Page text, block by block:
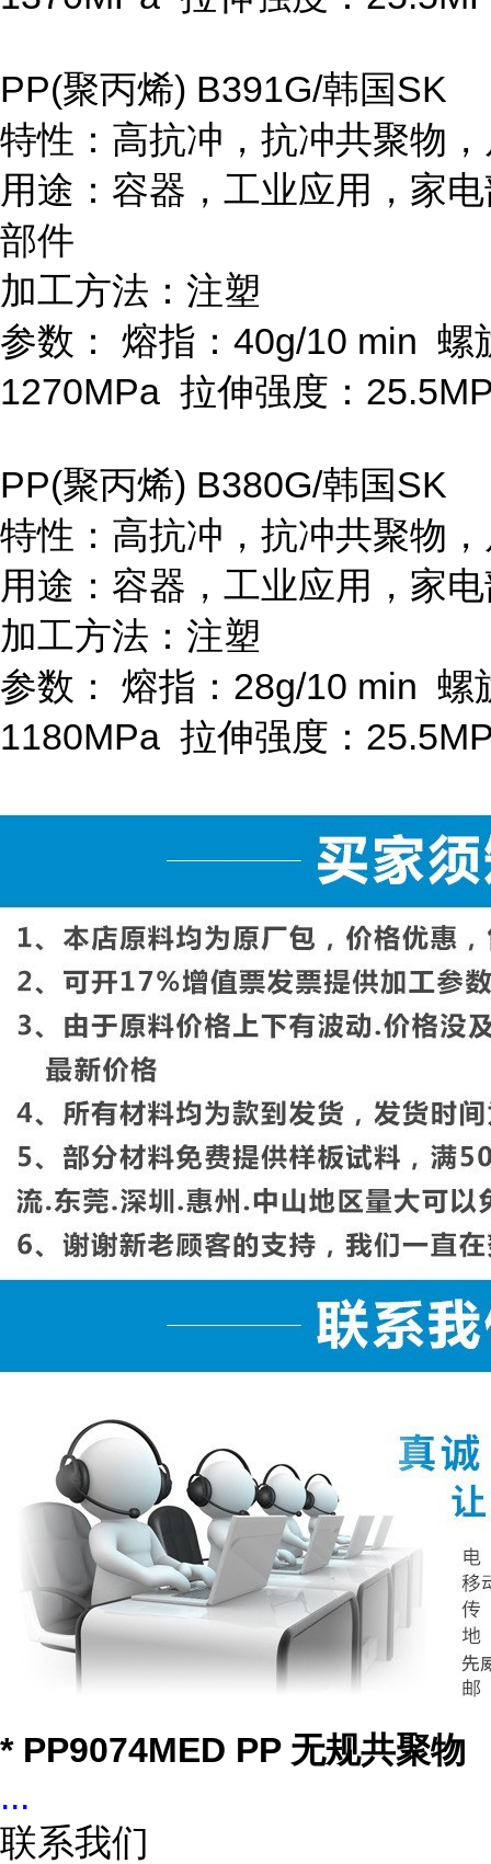
PP(聚丙烯) B391G/韩国SK
特性：高抗冲，抗冲共聚物
用途：容器，工业应用，家
部件
加工方法：注塑
参数：
熔指： 40g/10 min 螺
1270MPa 拉伸强度：
PP(聚丙烯) B380G/韩国SK
特性：高抗冲，抗冲共聚物
用途：容器，工业应用，家
加工方法：注塑
参数：
熔指： 28g/10 min 螺
1180MPa 拉伸强度：
* PP9074MED PP 无规共聚物
...
联系我们